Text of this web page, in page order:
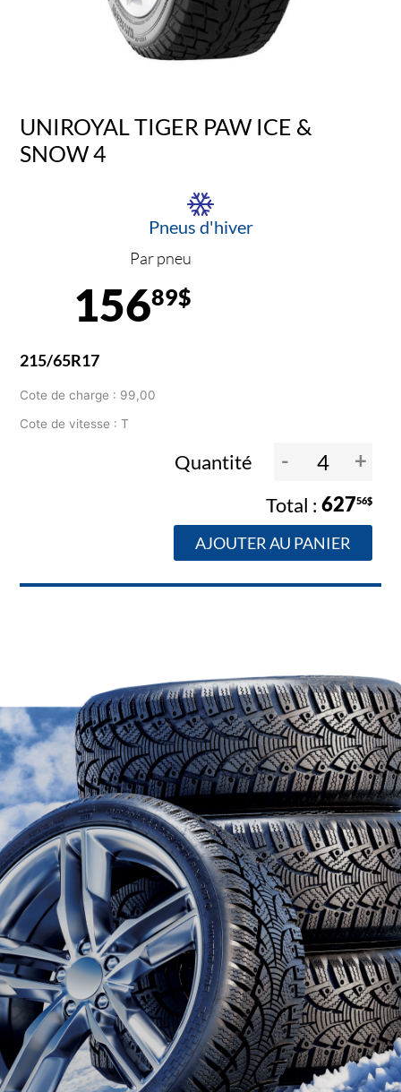
UNIROYAL TIGER PAW ICE &
SNOW 4
Pneus d'hiver
Par pneu
15689$
215/65R17
Cote de charge : 99,00
Cote de vitesse : T
Quantité - +
62756$
AJOUTER AU PANIER